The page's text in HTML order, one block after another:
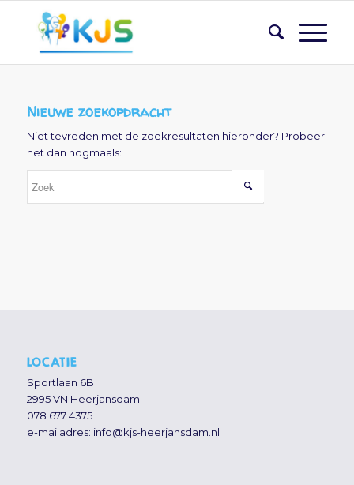
Nieuwe zoekopdracht
Niet tevreden met de zoekresultaten hieronder? Probeer
het dan nogmaals:
LOCATIE
Sportlaan 6B
2995 VN Heerjansdam
078 677 4375
e-mailadres: info@kjs-heerjansdam.nl